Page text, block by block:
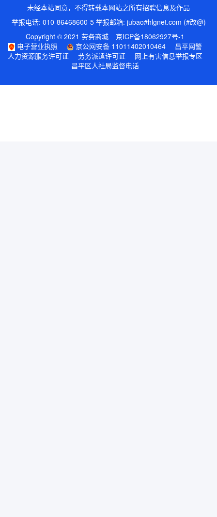
未经本站同意，不得转载本网站之所有招聘信息及作品
举报电话: 010-86468600-5 举报邮箱: jubao#hlgnet.com (#改@)
Copyright © 2021 劳务商城
京ICP备18062927号-1
电子营业执照
京公网安备 11011402010464
昌平网警
人力资源服务许可证
劳务派遣许可证
网上有害信息举报专区
昌平区人社局监督电话